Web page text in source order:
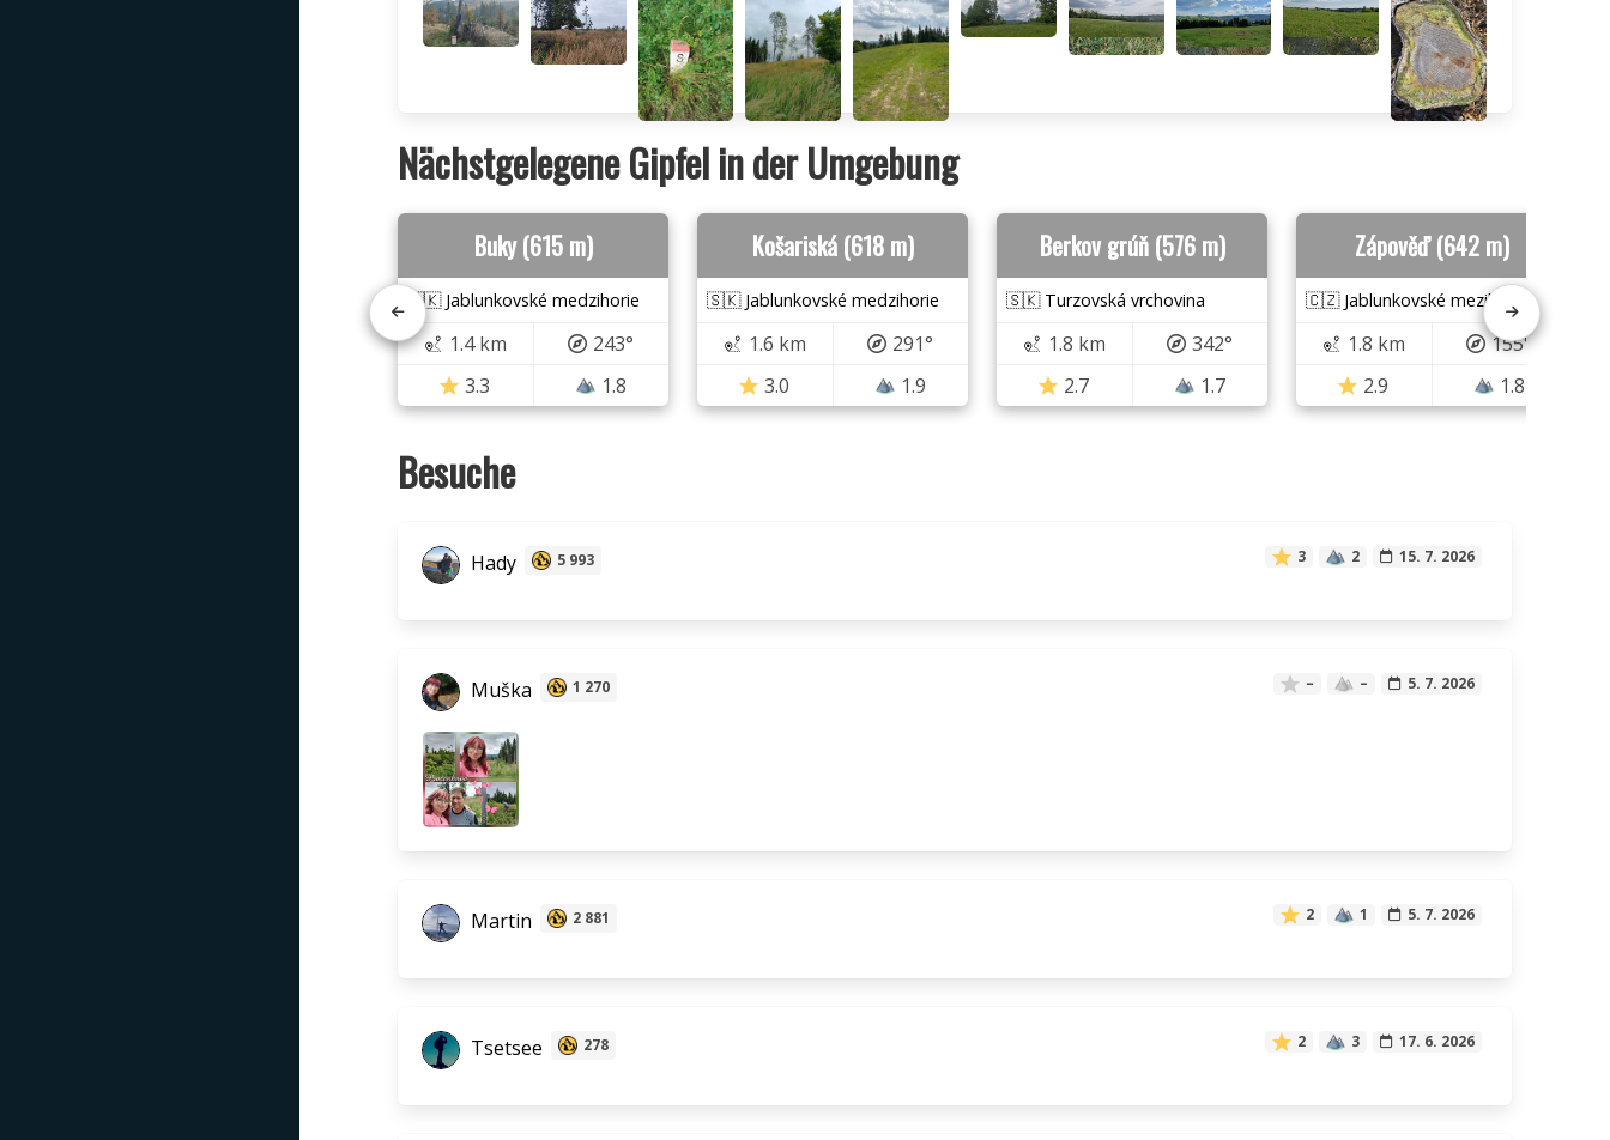
Nächstgelegene Gipfel in der Umgebung
Buky (615 m)
🇸🇰 Jablunkovské medzihorie
1.4 km
243°
3.3
1.8
Košariská (618 m)
🇸🇰 Jablunkovské medzihorie
1.6 km
291°
3.0
1.9
Berkov grúň (576 m)
🇸🇰 Turzovská vrchovina
1.8 km
342°
2.7
1.7
Zápověď (642 m)
🇨🇿 Jablunkovské mezihoří
1.8 km
155°
2.9
1.8
Besuche
Hady 5 993 3 2 15. 7. 2026
Muška 1 270 – – 5. 7. 2026
Martin 2 881 2 1 5. 7. 2026
Tsetsee 278 2 3 17. 6. 2026